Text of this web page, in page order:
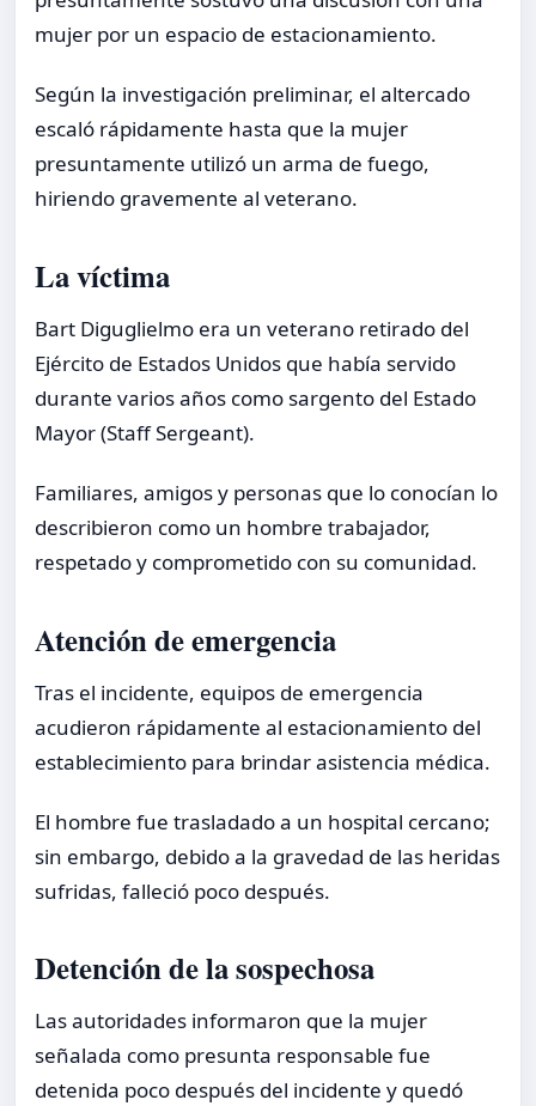
mujer por un espacio de estacionamiento.
Según la investigación preliminar, el altercado
escaló rápidamente hasta que la mujer
presuntamente utilizó un arma de fuego,
hiriendo gravemente al veterano.
La víctima
Bart Diguglielmo era un veterano retirado del
Ejército de Estados Unidos que había servido
durante varios años como sargento del Estado
Mayor (Staff Sergeant).
Familiares, amigos y personas que lo conocían lo
describieron como un hombre trabajador,
respetado y comprometido con su comunidad.
Atención de emergencia
Tras el incidente, equipos de emergencia
acudieron rápidamente al estacionamiento del
establecimiento para brindar asistencia médica.
El hombre fue trasladado a un hospital cercano;
sin embargo, debido a la gravedad de las heridas
sufridas, falleció poco después.
Detención de la sospechosa
Las autoridades informaron que la mujer
señalada como presunta responsable fue
detenida poco después del incidente y quedó